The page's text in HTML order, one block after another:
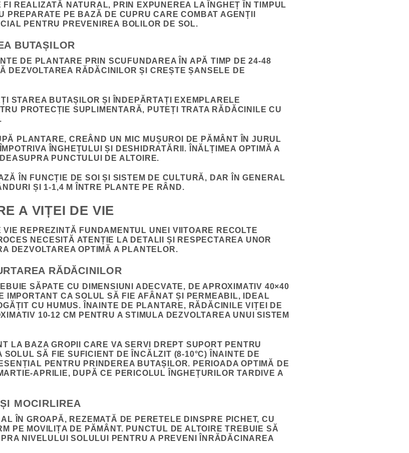
FI REALIZATĂ NATURAL, PRIN EXPUNEREA LA ÎNGHEȚ ÎN TIMPUL
PREPARATE PE BAZĂ DE CUPRU CARE COMBAT AGENȚII
PENTRU PREVENIREA BOLILOR DE SOL.
BUTAȘILOR
DE PLANTARE PRIN SCUFUNDAREA ÎN APĂ TIMP DE 24-48
DEZVOLTAREA RĂDĂCINILOR ȘI CREȘTE ȘANSELE DE
STAREA BUTAȘILOR ȘI ÎNDEPĂRTAȚI EXEMPLARELE
PROTECȚIE SUPLIMENTARĂ, PUTEȚI TRATA RĂDĂCINILE CU
PLANTARE, CREÂND UN MIC MUȘUROI DE PĂMÂNT ÎN JURUL
ÎNGHEȚULUI ȘI DESHIDRATĂRII. ÎNĂLȚIMEA OPTIMĂ A
PUNCTULUI DE ALTOIRE.
ÎN FUNCȚIE DE SOI ȘI SISTEM DE CULTURĂ, DAR ÎN GENERAL
ȘI 1-1,4 M ÎNTRE PLANTE PE RÂND.
A VIȚEI DE VIE
REPREZINTĂ FUNDAMENTUL UNEI VIITOARE RECOLTE
NECESITĂ ATENȚIE LA DETALII ȘI RESPECTAREA UNOR
DEZVOLTAREA OPTIMĂ A PLANTELOR.
RĂDĂCINILOR
SĂPATE CU DIMENSIUNI ADECVATE, DE APROXIMATIV 40×40
IMPORTANT CA SOLUL SĂ FIE AFÂNAT ȘI PERMEABIL, IDEAL
CU HUMUS. ÎNAINTE DE PLANTARE, RĂDĂCINILE VIȚEI DE
10-12 CM PENTRU A STIMULA DEZVOLTAREA UNUI SISTEM
LA BAZA GROPII CARE VA SERVI DREPT SUPORT PENTRU
SĂ FIE SUFICIENT DE ÎNCĂLZIT (8-10°C) ÎNAINTE DE
PENTRU PRINDEREA BUTAȘILOR. PERIOADA OPTIMĂ DE
APRILIE, DUPĂ CE PERICOLUL ÎNGHEȚURILOR TARDIVE A
MOCIRLIREA
ÎN GROAPĂ, REZEMATĂ DE PERETELE DINSPRE PICHET, CU
PE MOVILIȚA DE PĂMÂNT. PUNCTUL DE ALTOIRE TREBUIE SĂ
NIVELULUI SOLULUI PENTRU A PREVENI ÎNRĂDĂCINAREA